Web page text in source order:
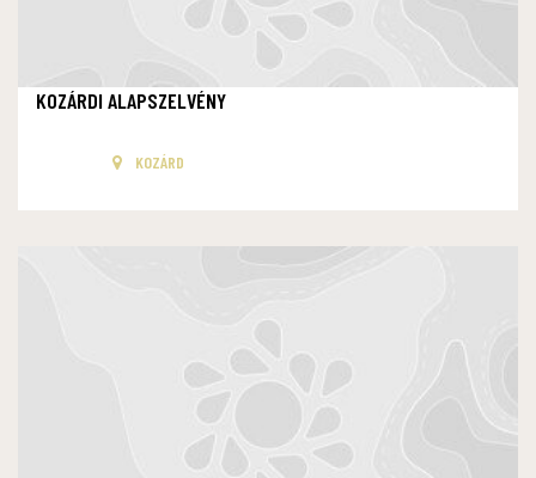
KOZÁRDI ALAPSZELVÉNY
KOZÁRD